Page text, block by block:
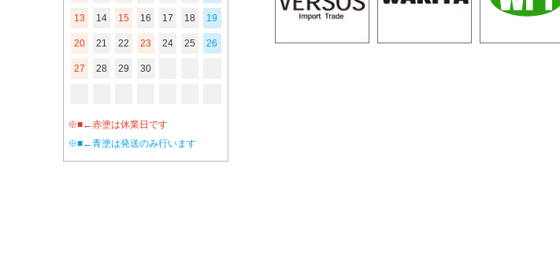
13 14 15 16 17 18 19
20 21 22 23 24 25 26
27 28 29 30
※■←赤塗は休業日です
※■←青塗は発送のみ行います